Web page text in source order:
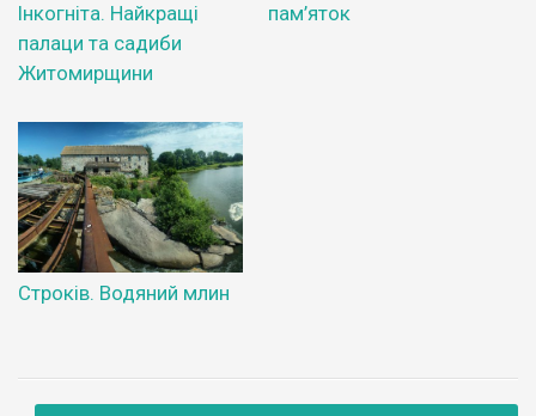
Інкогніта. Найкращі
палаци та садиби
Житомирщини
пам’яток
Строків. Водяний млин